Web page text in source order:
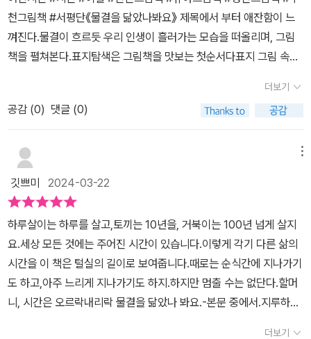
수 있는 개념을 쉽고 재미있게 배울 수 있는 그림책인 것 같아요. 이
책은 참 의미있는 것 같아요.그렇다면 우리는 모두 시간이라는 거대
한 물결 속에서 어떤 모습으로 살아가고 있는 것일까요?우리는 삶 속
에서 다양한 사람들과 관계를 맺으며 살아가요. 마치 여러 가지 색의
실들이 서로 엮어 있듯이 말이예요. 우리는 서로 함께 시간을 만들어
가는 동안 얼마나 아름답고 소중한 지에 대해서 배우게 되요.어린 손
습이 떠오르더라고요. 저도 모르게 이 부분을 읽으면서 살며시 미소
를 짓게 되더라고요. 책 속에 담겨 있는 할머니와 손녀의 대화가 참 따
뜻하고 의미있는 그림책이더라고요. 사랑하는 자녀와 함께 시간의 개
념에 대해서 함께 나누고 싶은 분에게 추천해 드려요.[이 글은 출판사
로부터 책을 제공 받아자유롭게 작성한 것입니다.]
천그림책 #서평단《물결을 닮았나봐요》 제목에서 부터 애잔함이 느
껴진다.물결이 흐르듯 우리 인생이 흘러가는 모습을 떠올리며, 그림
책을 펼쳐본다.표지탐색은 그림책을 맛보는 첫순서다표지 그림 속에
이 있고, 동물들은 흑백이다. 다양한 생명들, 모두 함께 살고 가고 있
는 우리 모두는 어디로 흘러갈까?그림책을 펼치고 만난 첫 문장!너무
귀엽다~ '할머니, 할머니! 나 궁금한게 생겼어요!''우리 아가, 뭐가 궁
금할까?'속표지에 아이와 할머니는 실타래로 바느질을 하며 이야기
루만 살고, 매미는 일주일만 살고.거북이에게 주어진 100년이라는
시간.토끼에게 주어진 10년정도의 시간.'각자에게 주어진 시간은 짧
을수도 길수도 있다. 모두 다르다.그렇게 우리의 생명은 서로 다른 시
간을 안고 살아간다.실로 이어지는 그림과 이야기 속에서 서로의 다
른 삶의 시간을 나눈다. 돌잡이 때 장수를 기원하며 늘 올려놓던 실타
래가 떠오른다.그리고 할머니와 손녀에게 주어진 시간도 모두 다르
다.언젠가는 끝이 있고, 헤어짐이 있다.평생 함께 할 것 같은 사랑하는
사람이나 동물들도 언제가는 때가 온다. 이별의 때.이별의 슬픔을 견
더보기
공감 (0) 댓글 (0)
깃쁘미 2024-03-22
하루살이는 하루를 살고,토끼는 10년을, 거북이는 100년 넘게 살지
요.세상 모든 것에는 주어진 시간이 있습니다.이렇게 각기 다른 삶의
시간을 이 책은 털실의 길이로 보여줍니다.때로는 순식간에 지나가기
도 하고,아주 느리게 지나가기도 하지.하지만 멈출 수는 없단다.할머
니, 시간은 오르락내리락 물결을 닮았나 봐요.-본문 중에서.지루하고
더보기